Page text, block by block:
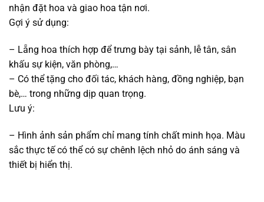
nhận đặt hoa và giao hoa tận nơi.
Gợi ý sử dụng:
– Lẵng hoa thích hợp để trưng bày tại sảnh, lễ tân, sân
khấu sự kiện, văn phòng,…
– Có thể tặng cho đối tác, khách hàng, đồng nghiệp, bạn
bè,… trong những dịp quan trọng.
Lưu ý:
– Hình ảnh sản phẩm chỉ mang tính chất minh họa. Màu
sắc thực tế có thể có sự chênh lệch nhỏ do ánh sáng và
thiết bị hiển thị.